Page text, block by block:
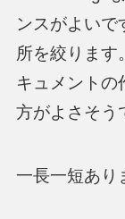
ンスがよいで
所を絞ります
キュメント
方がよさそう
一長一短あり